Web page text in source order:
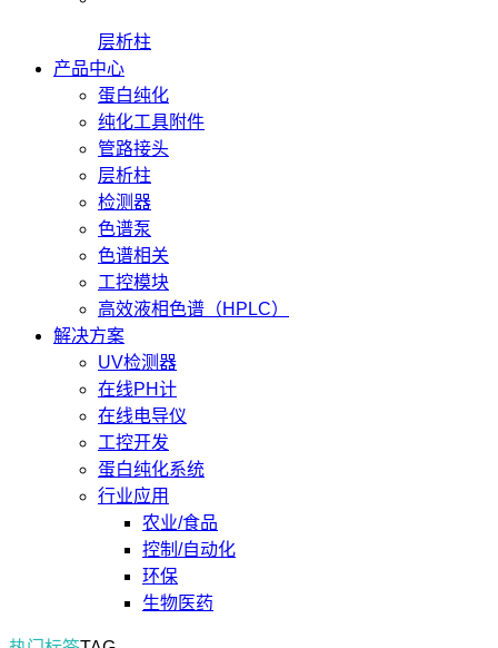
层析柱
产品中心
蛋白纯化
纯化工具附件
管路接头
层析柱
检测器
色谱泵
色谱相关
工控模块
高效液相色谱（HPLC）
解决方案
UV检测器
在线PH计
在线电导仪
工控开发
蛋白纯化系统
行业应用
农业/食品
控制/自动化
环保
生物医药